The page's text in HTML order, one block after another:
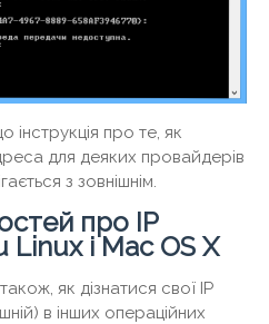
інструкція про те, як
для деяких провайдерів
з зовнішнім.
про IP
і Mac OS X
як дізнатися свої IP
в інших операційних